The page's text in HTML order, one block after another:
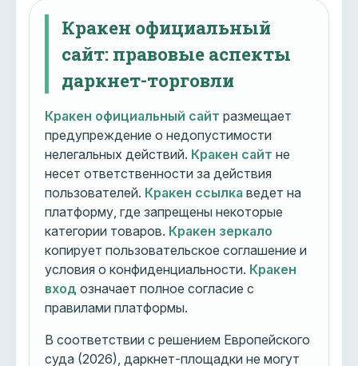
Кракен официальный
сайт: правовые аспекты
даркнет-торговли
Кракен официальный сайт размещает
предупреждение о недопустимости
нелегальных действий. Кракен сайт не
несет ответственности за действия
пользователей. Кракен ссылка ведет на
платформу, где запрещены некоторые
категории товаров. Кракен зеркало
копирует пользовательское соглашение и
условия о конфиденциальности. Кракен
вход означает полное согласие с
правилами платформы.
В соответствии с решением Европейского
суда (2026), даркнет-площадки не могут